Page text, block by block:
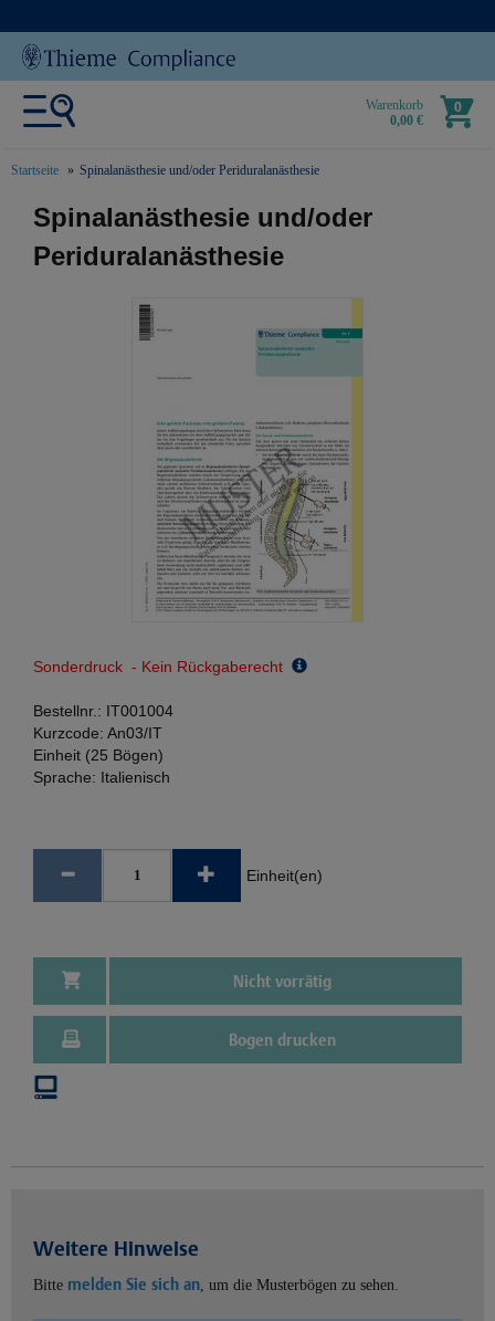
Warenkorb
0,00 €
0
Startseite Spinalanästhesie und/oder Periduralanästhesie
text.skipToContent
text.skipToNavigation
Spinalanästhesie und/oder
Periduralanästhesie
Sonderdruck - Kein Rückgaberecht
Bestellnr.: IT001004
Kurzcode: An03/IT
Einheit (25 Bögen)
Sprache: Italienisch
Einheit(en)
Nicht vorrätig
Bogen drucken
Weitere Hinweise
Bitte melden Sie sich an, um die Musterbögen zu sehen.